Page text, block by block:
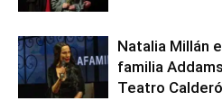
Natalia Millán
familia
Teatro